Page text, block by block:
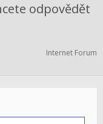
odpovědět
Internet Forum